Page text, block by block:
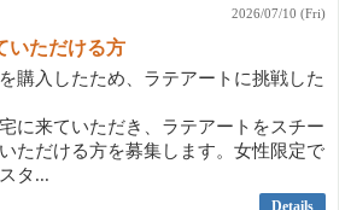
2026/07/10 (Fri)
いただける方
購入したため、ラテアートに挑戦した
に来ていただき、ラテアートをスチー
ただける方を募集します。女性限定で
タ...
Details